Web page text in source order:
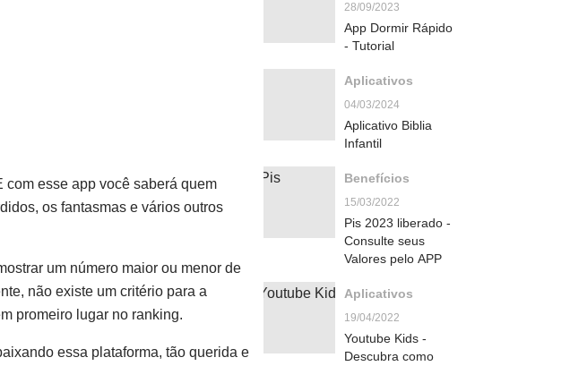
com esse app você saberá quem
os fantasmas e vários outros
um número maior ou menor de
não existe um critério para a
promeiro lugar no ranking.
essa plataforma, tão querida e
28/09/2023
App Dormir Rápido
- Tutorial
Aplicativos
04/03/2024
Aplicativo Biblia
Infantil
Benefícios
15/03/2022
Pis 2023 liberado -
Consulte seus
Valores pelo APP
Aplicativos
19/04/2022
Youtube Kids -
Descubra como